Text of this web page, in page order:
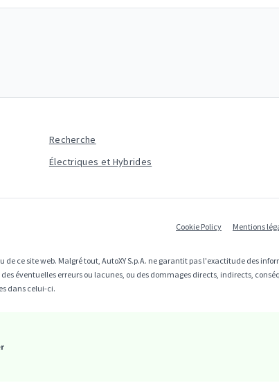
Recherche
Électriques et Hybrides
Cookie Policy Mentions
ce site web. Malgré tout, AutoXY S.p.A. ne garantit pas l'exactitude des
des éventuelles erreurs ou lacunes, ou des dommages directs, indirects,
dans celui-ci.